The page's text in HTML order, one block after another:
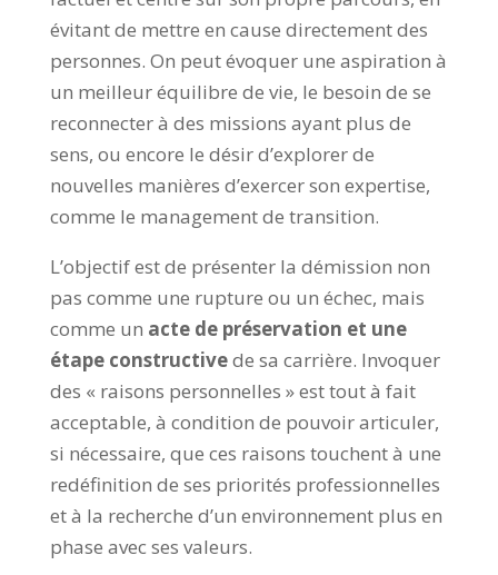
évitant de mettre en cause directement des
personnes. On peut évoquer une aspiration à
un meilleur équilibre de vie, le besoin de se
reconnecter à des missions ayant plus de
sens, ou encore le désir d’explorer de
nouvelles manières d’exercer son expertise,
comme le management de transition.
L’objectif est de présenter la démission non
pas comme une rupture ou un échec, mais
comme un acte de préservation et une
étape constructivede sa carrière. Invoquer
des « raisons personnelles » est tout à fait
acceptable, à condition de pouvoir articuler,
si nécessaire, que ces raisons touchent à une
redéfinition de ses priorités professionnelles
et à la recherche d’un environnement plus en
phase avec ses valeurs.